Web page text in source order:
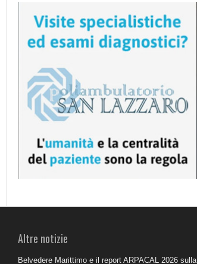
Altre notizie
Belvedere Marittimo e il report ARPACAL 2026 sulla